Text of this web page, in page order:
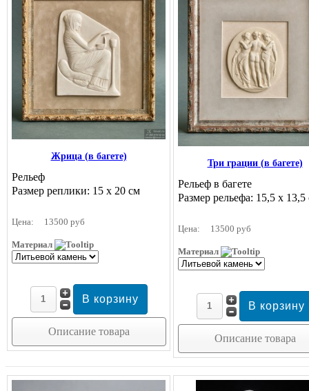
Жрица (в багете)
Рельеф
Размер реплики: 15 х 20 см
Цена: 13500 руб
Материал
Описание товара
Три грации (в багете)
Рельеф в багете
Размер рельефа: 15,5 х 13,5
Цена: 13500 руб
Материал
Описание товара